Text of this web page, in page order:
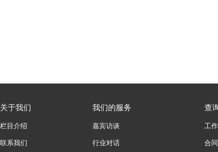
关于我们
栏目介绍
联系我们
我们的服务
嘉宾访谈
行业对话
查
工
合